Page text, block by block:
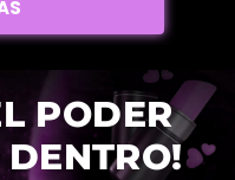
PODER